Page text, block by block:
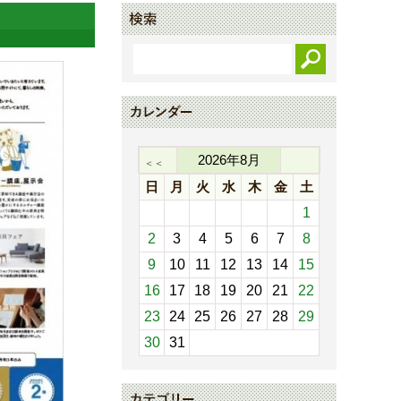
2026年8月
日
月 火 水 木 金
土
1
2
3 4 5 6 7
8
9
10 11 12 13 14
15
16
17 18 19 20 21
22
23
24 25 26 27 28
29
30
31
＜＜